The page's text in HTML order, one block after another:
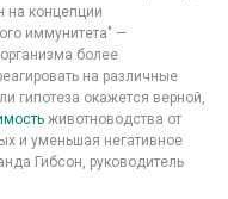
на концепции
иммунитета" —
более
на различные
гипотеза окажется верной,
животноводства от
и уменьшая негативное
Гибсон, руководитель